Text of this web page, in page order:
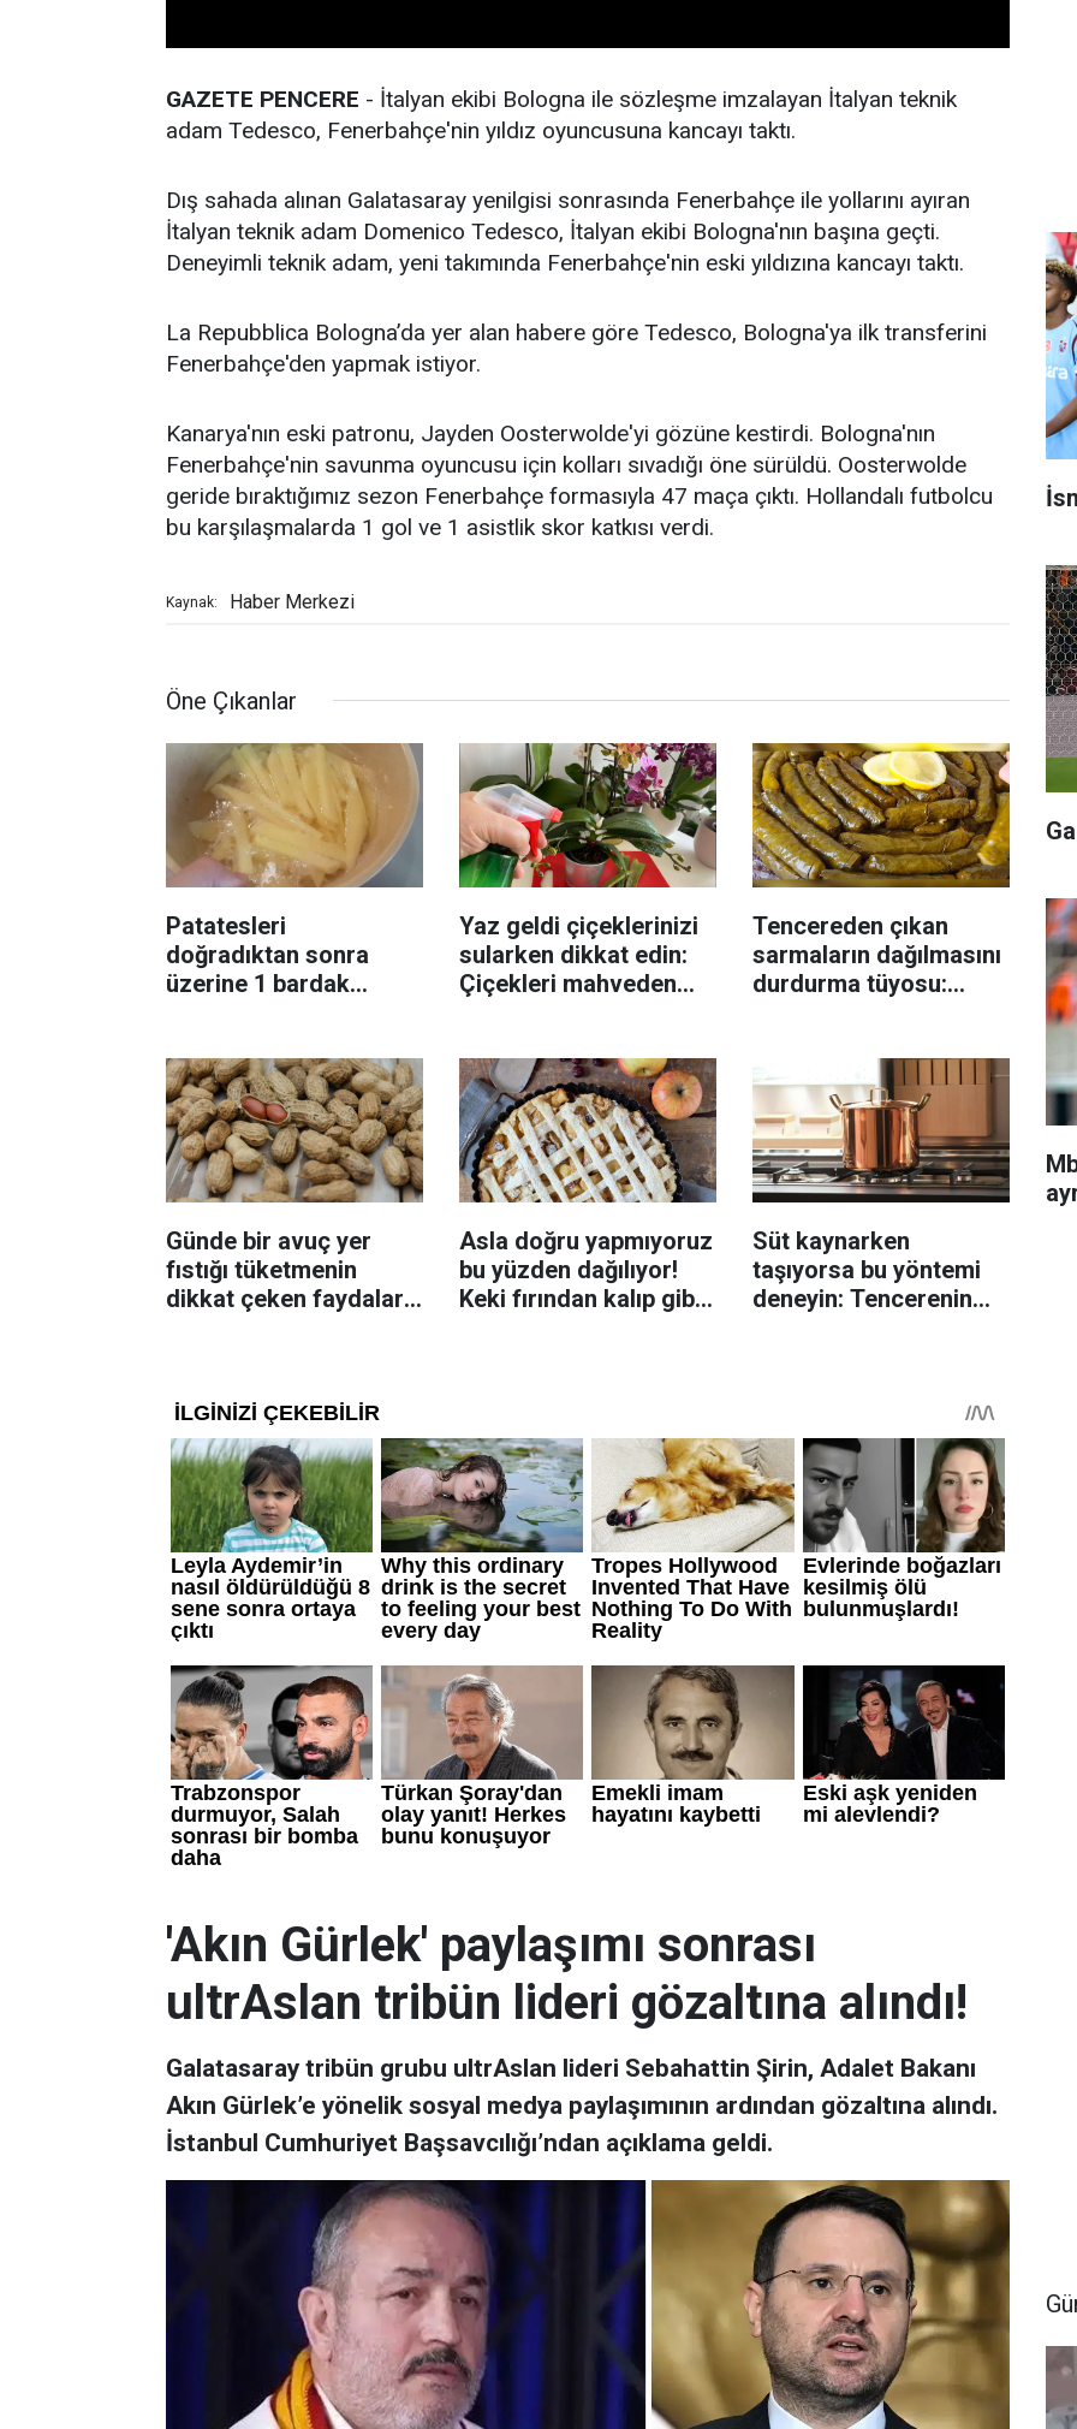
GAZETE PENCERE - İtalyan ekibi Bologna ile sözleşme imzalayan İtalyan teknik
adam Tedesco, Fenerbahçe'nin yıldız oyuncusuna kancayı taktı.
Dış sahada alınan Galatasaray yenilgisi sonrasında Fenerbahçe ile yollarını ayıran
İtalyan teknik adam Domenico Tedesco, İtalyan ekibi Bologna'nın başına geçti.
Deneyimli teknik adam, yeni takımında Fenerbahçe'nin eski yıldızına kancayı taktı.
La Repubblica Bologna’da yer alan habere göre Tedesco, Bologna'ya ilk transferini
Fenerbahçe'den yapmak istiyor.
Kanarya'nın eski patronu, Jayden Oosterwolde'yi gözüne kestirdi. Bologna'nın
Fenerbahçe'nin savunma oyuncusu için kolları sıvadığı öne sürüldü. Oosterwolde
geride bıraktığımız sezon Fenerbahçe formasıyla 47 maça çıktı. Hollandalı futbolcu
bu karşılaşmalarda 1 gol ve 1 asistlik skor katkısı verdi.
Kaynak: Haber Merkezi
Öne Çıkanlar
Patatesleri
doğradıktan sonra
üzerine 1 bardak
Yaz geldi çiçeklerinizi
sularken dikkat edin:
Çiçekleri mahveden
Tencereden çıkan
sarmaların dağılmasını
durdurma tüyosu:
Günde bir avuç yer
fıstığı tüketmenin
dikkat çeken faydaları:
Asla doğru yapmıyoruz
bu yüzden dağılıyor!
Keki fırından kalıp gibi
Süt kaynarken
taşıyorsa bu yöntemi
deneyin: Tencerenin
'Akın Gürlek' paylaşımı sonrası
ultrAslan tribün lideri gözaltına alındı!
Galatasaray tribün grubu ultrAslan lideri Sebahattin Şirin, Adalet Bakanı
Akın Gürlek’e yönelik sosyal medya paylaşımının ardından gözaltına alındı.
İstanbul Cumhuriyet Başsavcılığı’ndan açıklama geldi.